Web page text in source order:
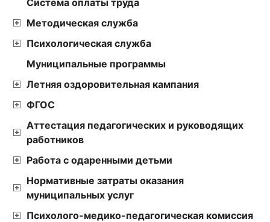
Методическая служба
Психологическая служба
Муниципальные программы
Летняя оздоровительная кампания
ФГОС
Аттестация педагогических и руководящих
работников
Работа с одаренными детьми
Нормативные затраты оказания
муниципальных услуг
Психолого-медико-педагогическая комиссия